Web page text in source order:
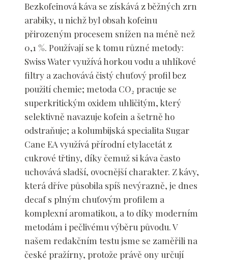
Bezkofeinová káva se získává z běžných zrn
arabiky, u nichž byl obsah kofeinu
přirozeným procesem snížen na méně než
0,1 %. Používají se k tomu různé metody:
Swiss Water využívá horkou vodu a uhlíkové
filtry a zachovává čistý chuťový profil bez
použití chemie; metoda CO₂ pracuje se
superkritickým oxidem uhličitým, který
selektivně navazuje kofein a šetrně ho
odstraňuje; a kolumbijská specialita Sugar
Cane EA využívá přírodní etylacetát z
cukrové třtiny, díky čemuž si káva často
uchovává sladší, ovocnější charakter. Z kávy,
která dříve působila spíš nevýrazně, je dnes
decaf s plným chuťovým profilem a
komplexní aromatikou, a to díky moderním
metodám i pečlivému výběru původu. V
našem redakčním testu jsme se zaměřili na
české pražírny, protože právě ony určují